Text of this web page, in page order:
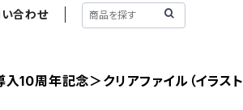
合わせ
10周年記念＞クリアファイル（イラスト